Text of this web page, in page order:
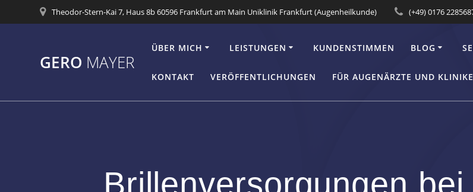
Inhalt
Theodor-Stern-Kai 7, Haus 8b 60596 Frankfurt am Main Uniklinik Frankfurt (Augenheilkunde) (+49) 0176
GERO MAYER
ÜBER MICH LEISTUNGEN KUNDENSTIMMEN BLOG
KONTAKT VERÖFFENTLICHUNGEN FÜR AUGENÄRZTE UND
Brillenversorgungen